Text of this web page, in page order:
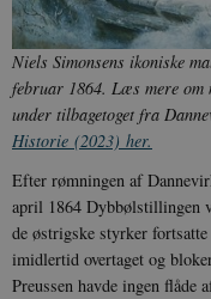
Niels Simonsens ikoniske
februar 1864. Læs mere
under tilbagetoget fra
Historie (2023) her.
Efter rømningen af
april 1864 Dybbølstillingen
de østrigske styrker
imidlertid overtaget og
Preussen havde ingen flåde